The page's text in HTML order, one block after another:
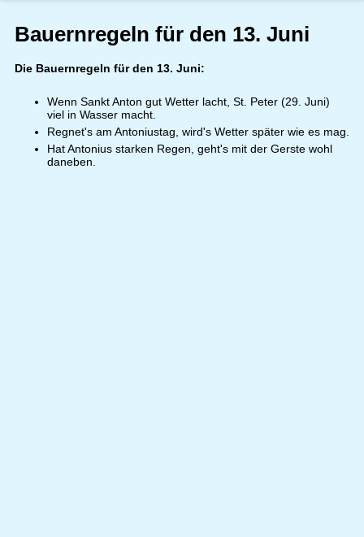
Bauernregeln für den 13. Juni
Die Bauernregeln für den 13. Juni:
Wenn Sankt Anton gut Wetter lacht, St. Peter (29. Juni)
viel in Wasser macht.
Regnet's am Antoniustag, wird's Wetter später wie es mag.
Hat Antonius starken Regen, geht's mit der Gerste wohl
daneben.